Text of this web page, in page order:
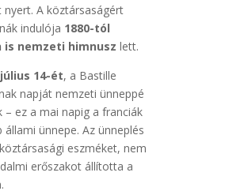
A köztársaságért
indulója 1880-tól
is nemzeti himnusz lett.
július 14-ét, a Bastille
napját nemzeti ünneppé
– ez a mai napig a franciák
ünnepe. Az ünneplés
eszméket, nem
erőszakot állította a